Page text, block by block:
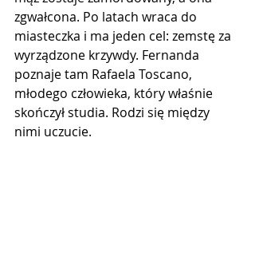
zgwałcona. Po latach wraca do
miasteczka i ma jeden cel: zemstę za
wyrządzone krzywdy. Fernanda
poznaje tam Rafaela Toscano,
młodego człowieka, który właśnie
skończył studia. Rodzi się między
nimi uczucie.